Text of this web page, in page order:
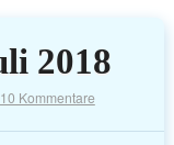
2018
10 Kommentare